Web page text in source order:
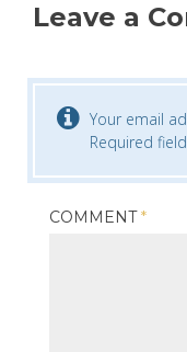
Leave a
Your email
Required
COMMENT*